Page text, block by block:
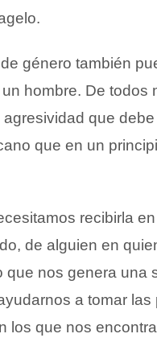
de género también
hombre. De todos
que
que en un
recibirla
de alguien en
nos genera una
a tomar las
los que nos